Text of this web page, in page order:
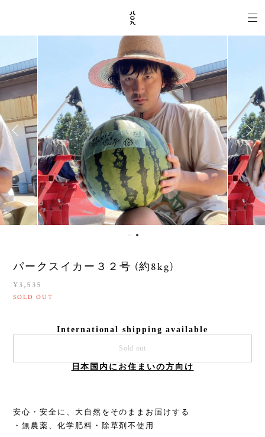
パークスイカー３２号 (約8kg)
¥3,535
SOLD OUT
International shipping available
Sold out
日本国内にお住まいの方向け
安心・安全に、大自然をそのままお届けする
・無農薬、化学肥料・除草剤不使用